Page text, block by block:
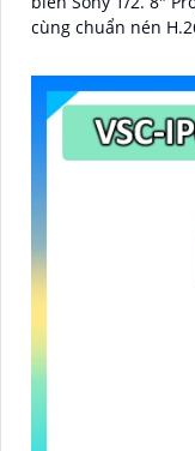
cùng chuẩn nén